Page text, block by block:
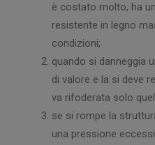
è costato molto, ha
resistente in legno
condizioni;
quando si danneggia
di valore e la si deve
va rifoderata solo
se si rompe la
una pressione